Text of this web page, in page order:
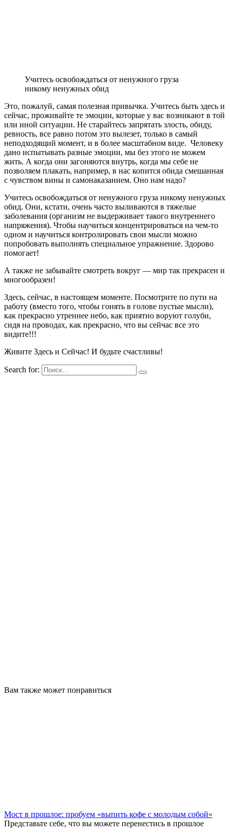
Учитесь освобождаться от ненужного груза
никому ненужных обид
Это, пожалуй, самая полезная привычка. Учитесь быть здесь и
сейчас, проживайте те эмоции, которые у вас возникают в той
или иной ситуации. Не старайтесь запрятать злость, обиду,
ревность, все равно потом это вылезет, только в самый
неподходящий момент, и в более масштабном виде. Человеку
дано испытывать разные эмоции, мы без этого не можем
жить. А когда они загоняются внутрь, когда мы себе не
позволяем плакать, например, в нас копится обида смешанная
с чувством вины и самонаказанием. Оно нам надо?
Учитесь освобождаться от ненужного груза никому ненужных
обид. Они, кстати, очень часто выливаются в тяжелые
заболевания (организм не выдерживает такого внутреннего
напряжения). Чтобы научиться концентрироваться на чем-то
одном и научиться контролировать свои мысли можно
попробовать выполнять специальное упражнение. Здорово
помогает!
А также не забывайте смотреть вокруг — мир так прекрасен и
многообразен!
Здесь, сейчас, в настоящем моменте. Посмотрите по пути на
работу (вместо того, чтобы гонять в голове пустые мысли),
как прекрасно утреннее небо, как приятно воруют голуби,
сидя на проводах, как прекрасно, что вы сейчас все это
видите!!!
Живите Здесь и Сейчас! И будьте счастливы!
Search for:
Вам также может понравиться
Мост в прошлое: пробуем «выпить кофе с молодым собой»
Представьте себе, что вы можете перенестись в прошлое